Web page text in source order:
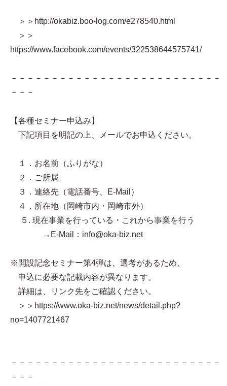
＞＞http://okabiz.boo-log.com/e278540.html
＞＞
https://www.facebook.com/events/322538644575741/
－－－－－－－－－－－－－－－－－－－－－－－－－－
－－－
【各種セミナー申込み】
下記項目を明記の上、メールでお申込ください。
１．お名前（ふりがな）
２．ご所属
３．連絡先（電話番号、E-Mail）
４．所在地（岡崎市内・岡崎市外）
５. 現在事業を行っている・これから事業を行う
→E-Mail：info@oka-biz.net
※開設記念セミナー第4弾は、選考があるため、
申込に必要な記載内容が異なります。
詳細は、リンク先をご確認ください。
＞＞https://www.oka-biz.net/news/detail.php?
no=1407721467
－－－－－－－－－－－－－－－－－－－－－－－－－－
－－－